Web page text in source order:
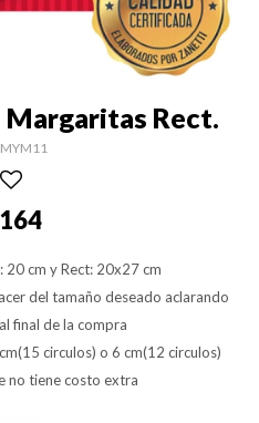
Margaritas Rect.
MYM11
164
20 cm y Rect: 20x27 cm
del tamaño deseado aclarando
final de la compra
circulos) o 6 cm(12 circulos)
no tiene costo extra